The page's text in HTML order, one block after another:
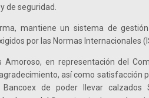
de seguridad.
mantiene un sistema de
por las Normas Internacionales
Amoroso, en representación del
así como satisfacción
Bancoex de poder llevar calzados